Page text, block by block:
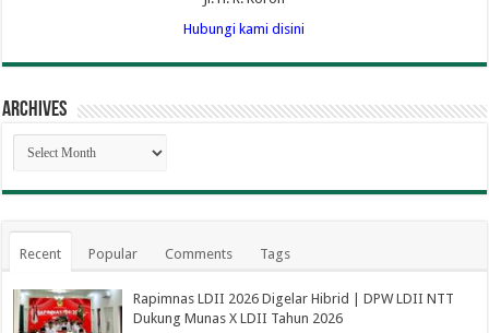
Hubungi kami disini
Archives
Archives
Recent Popular Comments Tags
Rapimnas LDII 2026 Digelar Hibrid | DPW LDII NTT
Dukung Munas X LDII Tahun 2026